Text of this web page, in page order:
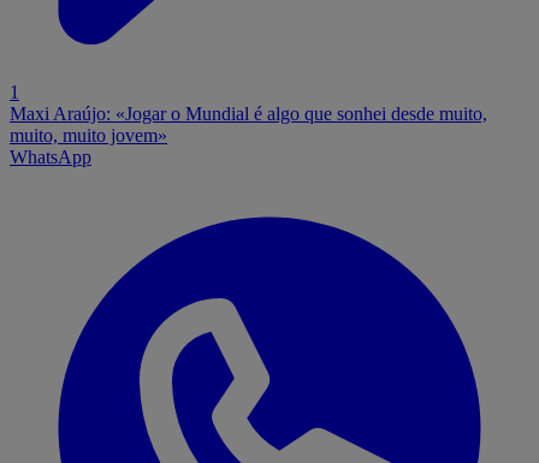
1
Maxi Araújo: «Jogar o Mundial é algo que sonhei desde muito,
muito, muito jovem»
WhatsApp